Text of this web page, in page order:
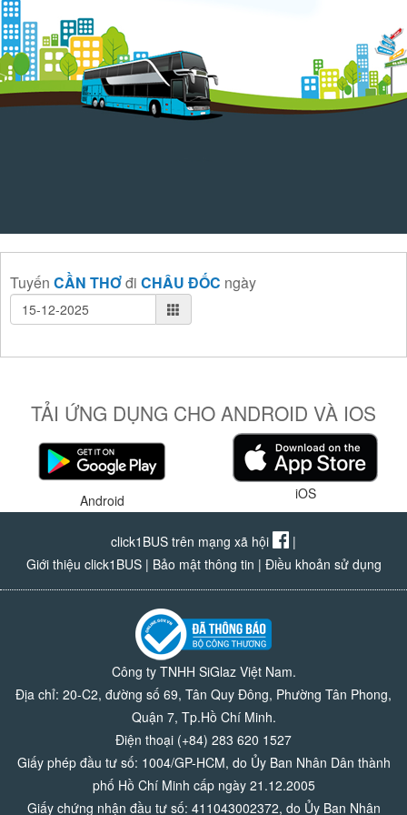
Tuyến CẦN THƠđi CHÂU ĐỐC ngày
TẢI ỨNG DỤNG CHO ANDROID VÀ IOS
Android iOS
click1BUS trên mạng xã hội
|
Giới thiệu click1BUS| Bảo mật thông tin | Điều khoản sử dụng
Công ty TNHH SiGlaz Việt Nam.
Địa chỉ: 20-C2, đường số 69, Tân Quy Đông, Phường Tân Phong,
Quận 7, Tp.Hồ Chí Minh.
Điện thoại (+84) 283 620 1527
Giấy phép đầu tư số: 1004/GP-HCM, do Ủy Ban Nhân Dân thành
phố Hồ Chí Minh cấp ngày 21.12.2005
Giấy chứng nhận đầu tư số: 411043002372, do Ủy Ban Nhân